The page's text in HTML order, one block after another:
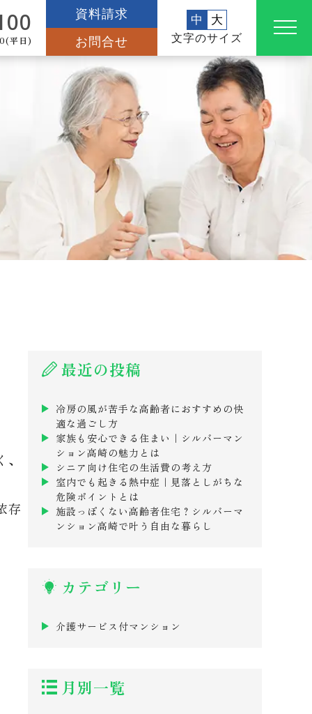
平日)
資料請求
お問合せ
中 大
文字のサイズ
存
最近の投稿
冷房の風が苦手な高齢者におすすめの快
適な過ごし方
家族も安心できる住まい｜シルバーマン
ション高崎の魅力とは
シニア向け住宅の生活費の考え方
室内でも起きる熱中症｜見落としがちな
危険ポイントとは
施設っぽくない高齢者住宅？シルバーマ
ンション高崎で叶う自由な暮らし
カテゴリー
介護サービス付マンション
月別一覧